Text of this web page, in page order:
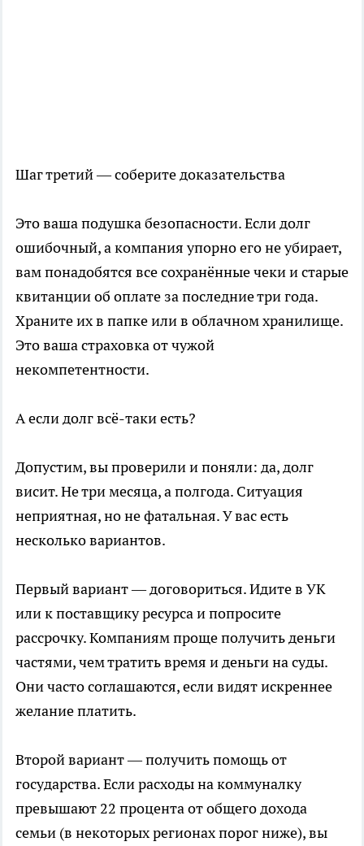
Шаг третий — соберите доказательства
Это ваша подушка безопасности. Если долг
ошибочный, а компания упорно его не убирает,
вам понадобятся все сохранённые чеки и старые
квитанции об оплате за последние три года.
Храните их в папке или в облачном хранилище.
Это ваша страховка от чужой
некомпетентности.
А если долг всё-таки есть?
Допустим, вы проверили и поняли: да, долг
висит. Не три месяца, а полгода. Ситуация
неприятная, но не фатальная. У вас есть
несколько вариантов.
Первый вариант — договориться. Идите в УК
или к поставщику ресурса и попросите
рассрочку. Компаниям проще получить деньги
частями, чем тратить время и деньги на суды.
Они часто соглашаются, если видят искреннее
желание платить.
Второй вариант — получить помощь от
государства. Если расходы на коммуналку
превышают 22 процента от общего дохода
семьи (в некоторых регионах порог ниже), вы